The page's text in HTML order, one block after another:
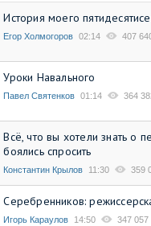
История моего
Егор Холмогоров 02:14 407
Уроки Навального
Павел Святенков 01:14 364
Всё, что вы хотели знать о
боялись спросить
Константин Крылов 11:30 359
Серебренников:
Игорь Караулов 14:50 347 057